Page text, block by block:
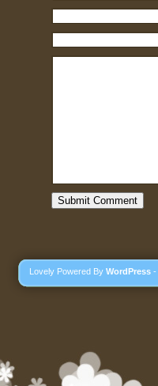
Lovely Powered By WordPress -